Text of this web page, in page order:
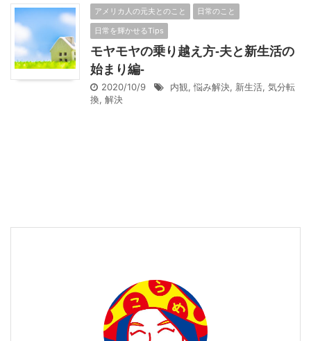
アメリカ人の元夫とのこと
日常のこと
日常を輝かせるTips
モヤモヤの乗り越え方-夫と新生活の
始まり編-
2020/10/9 内観, 悩み解決, 新生活, 気分転
換, 解決